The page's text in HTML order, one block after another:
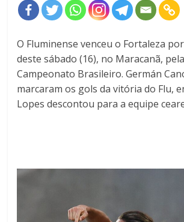
O Fluminense venceu o Fortaleza
deste sábado (16), no Maracanã,
Campeonato Brasileiro. Germán
marcaram os gols da vitória do Flu,
Lopes descontou para a equipe